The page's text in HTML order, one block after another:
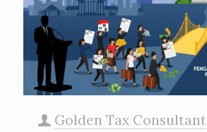
Golden Tax Consultant